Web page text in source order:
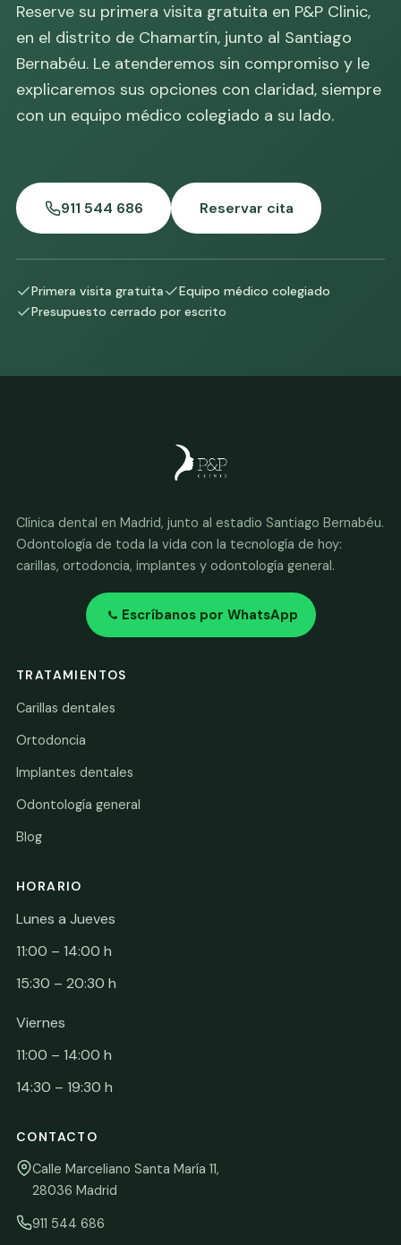
Reserve su primera visita gratuita en P&P Clinic,
en el distrito de Chamartín, junto al Santiago
Bernabéu. Le atenderemos sin compromiso y le
explicaremos sus opciones con claridad, siempre
con un equipo médico colegiado a su lado.
911 544 686 Reservar cita
Primera visita gratuita
Equipo médico colegiado
Presupuesto cerrado por escrito
Clínica dental en Madrid, junto al estadio Santiago Bernabéu.
Odontología de toda la vida con la tecnología de hoy:
carillas, ortodoncia, implantes y odontología general.
Escríbanos por WhatsApp
TRATAMIENTOS
Carillas dentales
Ortodoncia
Implantes dentales
Odontología general
Blog
HORARIO
Lunes a Jueves
11:00 – 14:00 h
15:30 – 20:30 h
Viernes
11:00 – 14:00 h
14:30 – 19:30 h
CONTACTO
Calle Marceliano Santa María 11,
28036 Madrid
911 544 686